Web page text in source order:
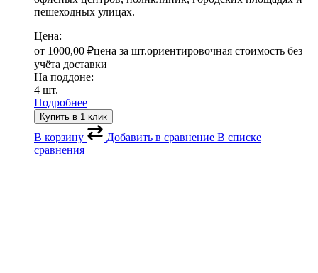
пешеходных улицах.
Цена:
от 1000,00 ₽цена за шт.ориентировочная стоимость без
учёта доставки
На поддоне:
4 шт.
Подробнее
Купить в 1 клик
В корзину Добавить в сравнение В списке
сравнения